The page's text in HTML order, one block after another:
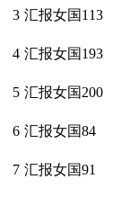
3 汇报女国113
4 汇报女国193
5 汇报女国200
6 汇报女国84
7 汇报女国91